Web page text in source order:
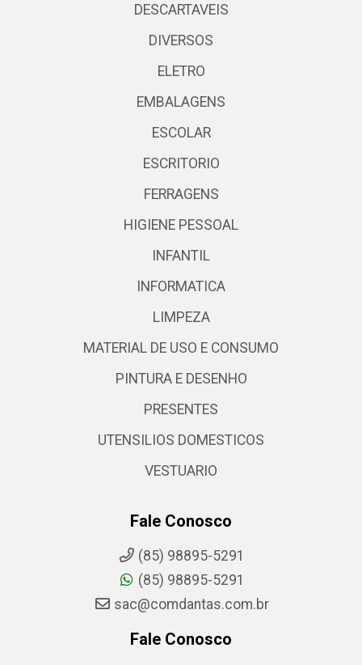
DESCARTAVEIS
DIVERSOS
ELETRO
EMBALAGENS
ESCOLAR
ESCRITORIO
FERRAGENS
HIGIENE PESSOAL
INFANTIL
INFORMATICA
LIMPEZA
MATERIAL DE USO E CONSUMO
PINTURA E DESENHO
PRESENTES
UTENSILIOS DOMESTICOS
VESTUARIO
Fale Conosco
(85) 98895-5291
(85) 98895-5291
sac@comdantas.com.br
Fale Conosco